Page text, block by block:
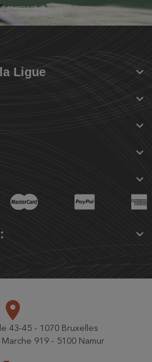
moment.
Ligue 





place
43-45 - 1070 Bruxelles
919 - 5100 Namur